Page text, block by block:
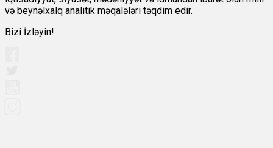
və beynəlxalq analitik məqalələri təqdim edir.
Bizi İzləyin!